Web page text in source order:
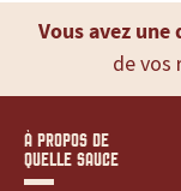
Vous avez une
de vos
À PROPOS DE
QUELLE SAUCE